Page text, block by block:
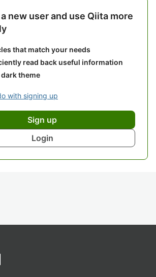
new user and use Qiita more
that match your needs
read back useful information
theme
with signing up
Sign up
Login